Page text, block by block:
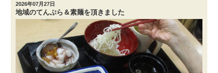
2026年07月27日
地域のてんぷら＆素麺を頂きました